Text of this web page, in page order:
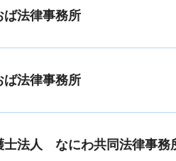
ば法律事務所
ば法律事務所
士法人 なにわ共同法律事務